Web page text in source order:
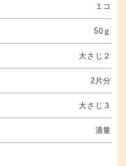
１コ
50ｇ
大さじ２
2片分
大さじ３
適量